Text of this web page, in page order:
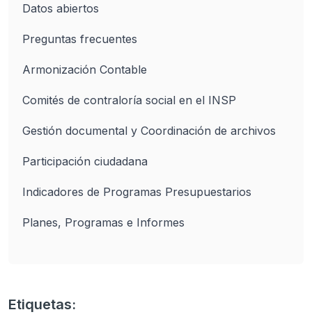
Datos abiertos
Preguntas frecuentes
Armonización Contable
Comités de contraloría social en el INSP
Gestión documental y Coordinación de archivos
Participación ciudadana
Indicadores de Programas Presupuestarios
Planes, Programas e Informes
Etiquetas: